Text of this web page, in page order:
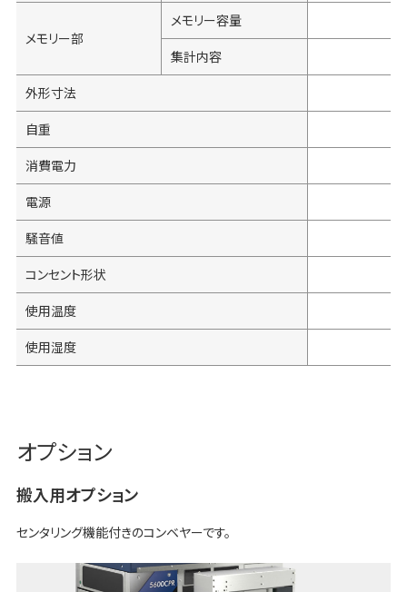
メモリー部
メモリー容量
集計内容
外形寸法
自重
消費電力
電源
騒音値
コンセント形状
使用温度
使用湿度
オプション
搬入用オプション
センタリング機能付きのコンベヤーです。